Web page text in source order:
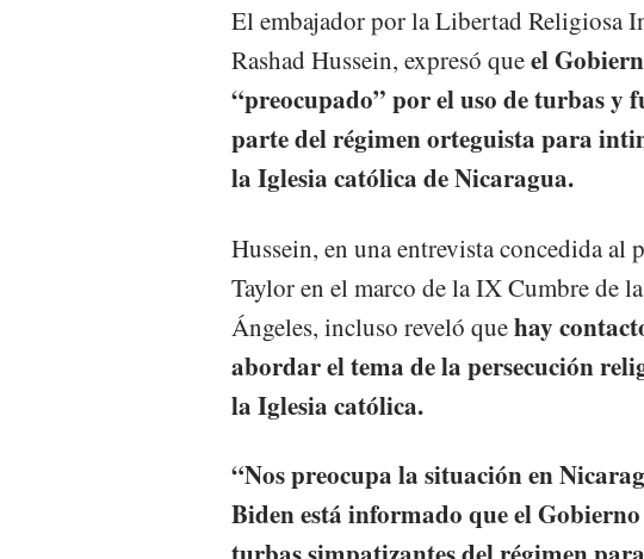
El embajador por la Libertad Religiosa
Rashad Hussein, expresó queel
“preocupado” por el uso de turbas y
parte del régimen orteguista para
la Iglesia católica de Nicaragua.
Hussein, en una entrevista concedida al
Taylor en el marco de la IX Cumbre de
Ángeles, incluso reveló quehay
abordar el tema de la persecución
la Iglesia católica.
“Nos preocupa la situación en
Biden está informado que el